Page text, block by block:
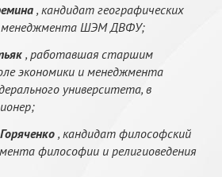
, кандидат географических
менеджмента ШЭМ ДВФУ;
, работавшая старшим
экономики и менеджмента
университета, в
, кандидат философский
философии и религиоведения